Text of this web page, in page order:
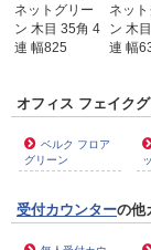
ネットグリー
ン 木目 35角 4
連 幅825
ネッ
ン 木
連 幅
オフィス フェイク
ベルク フロア
グリーン
受付カウンターの他